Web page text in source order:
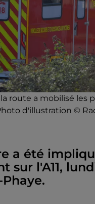
route a mobilisé les
d'illustration ©
a été
sur l'A11,